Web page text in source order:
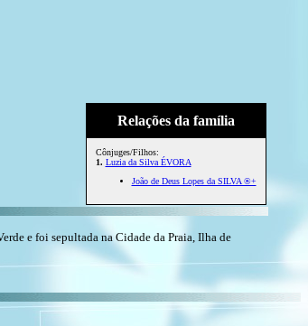
Relações da família
Cônjuges/Filhos:
1. Luzia da Silva ÉVORA
João de Deus Lopes da SILVA ®+
e foi sepultada na Cidade da Praia, Ilha de